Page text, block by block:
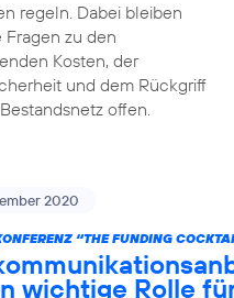
regeln. Dabei bleiben
Fragen zu den
Kosten, der
und dem Rückgriff
offen.
2020
“THE FUNDING
wichtige Rolle